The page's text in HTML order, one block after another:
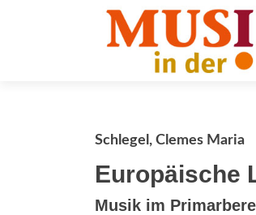
Schlegel, Clemes Maria
Europäische
Musik im